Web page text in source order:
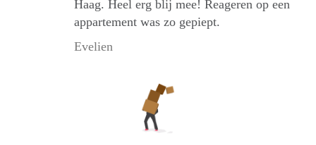
Haag. Heel erg blij mee! Reageren op een
appartement was zo gepiept.
Evelien